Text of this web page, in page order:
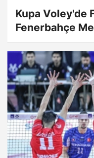
Kupa Voley'de
Fenerbahçe